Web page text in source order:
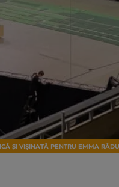
ȘI VIȘINATĂ PENTRU EMMA